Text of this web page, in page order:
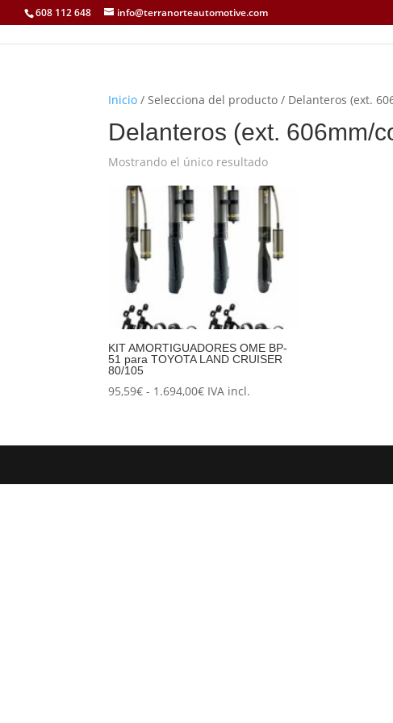
608 112 648 info@terranorteautomotive.com
Inicio / Selecciona del producto / Delanteros (ext.
Delanteros (ext. 606mm/
Mostrando el único resultado
KIT AMORTIGUADORES OME BP-
51 para TOYOTA LAND CRUISER
80/105
95,59€ - 1.694,00€Rango
desde
hasta
IVA incl.